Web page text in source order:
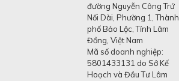
đường Nguyễn Công Trứ
Nối Dài, Phường 1, Thành
phố Bảo Lộc, Tỉnh Lâm
Đồng, Việt Nam
Mã số doanh nghiệp:
5801433131 do Sở Kế
Hoạch và Đầu Tư Lâm